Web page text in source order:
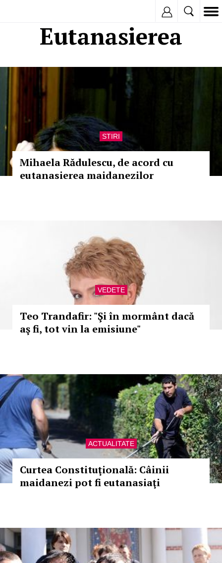
Eutanasierea
STIRI
Mihaela Rădulescu, de acord cu
eutanasierea maidanezilor
VEDETE
Teo Trandafir: "Şi în mormânt dacă
aş fi, tot vin la emisiune"
ACTUALITATE
Curtea Constituţională: Câinii
maidanezi pot fi eutanasiaţi